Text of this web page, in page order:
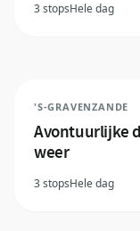
3 stopsHele dag
'S-GRAVENZANDE
Avontuurlijke
weer
3 stopsHele dag